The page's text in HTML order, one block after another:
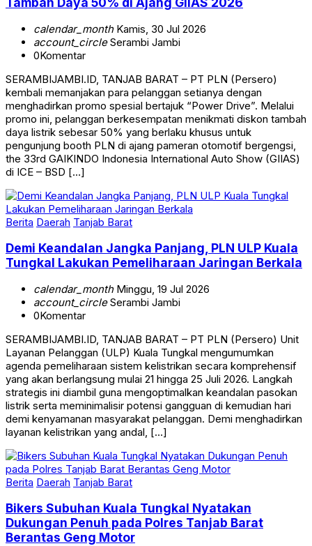
calendar_monthKamis, 30 Jul 2026
account_circleSerambi Jambi
0Komentar
SERAMBIJAMBI.ID, TANJAB BARAT – PT PLN (Persero)
kembali memanjakan para pelanggan setianya dengan
menghadirkan promo spesial bertajuk “Power Drive”. Melalui
promo ini, pelanggan berkesempatan menikmati diskon tambah
daya listrik sebesar 50% yang berlaku khusus untuk
pengunjung booth PLN di ajang pameran otomotif bergengsi,
the 33rd GAIKINDO Indonesia International Auto Show (GIIAS)
di ICE – BSD […]
Berita Daerah Tanjab Barat
Demi Keandalan Jangka Panjang, PLN ULP Kuala
Tungkal Lakukan Pemeliharaan Jaringan Berkala
calendar_monthMinggu, 19 Jul 2026
account_circleSerambi Jambi
0Komentar
SERAMBIJAMBI.ID, TANJAB BARAT – PT PLN (Persero) Unit
Layanan Pelanggan (ULP) Kuala Tungkal mengumumkan
agenda pemeliharaan sistem kelistrikan secara komprehensif
yang akan berlangsung mulai 21 hingga 25 Juli 2026. Langkah
strategis ini diambil guna mengoptimalkan keandalan pasokan
listrik serta meminimalisir potensi gangguan di kemudian hari
demi kenyamanan masyarakat pelanggan. Demi menghadirkan
layanan kelistrikan yang andal, […]
Berita Daerah Tanjab Barat
Bikers Subuhan Kuala Tungkal Nyatakan
Dukungan Penuh pada Polres Tanjab Barat
Berantas Geng Motor